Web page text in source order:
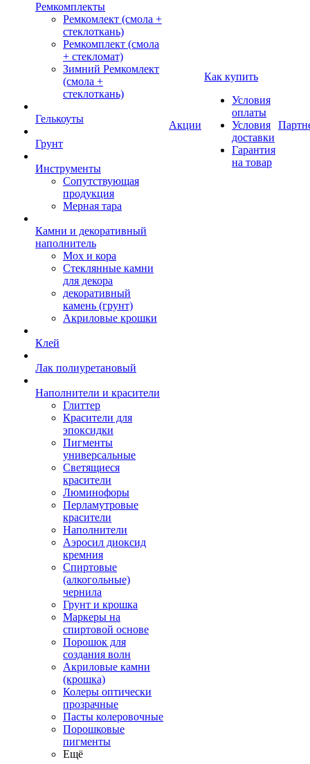
Ремкомплекты
Ремкомлект (смола +
стеклоткань)
Ремкомплект (смола
+ стекломат)
Зимний Ремкомлект
(смола +
стеклоткань)
Гелькоуты
Грунт
Инструменты
Сопутствующая
продукция
Мерная тара
Камни и декоративный
наполнитель
Мох и кора
Стеклянные камни
для декора
декоративный
камень (грунт)
Акриловые крошки
Клей
Лак полиуретановый
Наполнители и красители
Глиттер
Красители для
эпоксидки
Пигменты
универсальные
Светящиеся
красители
Люминофоры
Перламутровые
красители
Наполнители
Аэросил диоксид
кремния
Спиртовые
(алкогольные)
чернила
Грунт и крошка
Маркеры на
спиртовой основе
Порошок для
создания волн
Акриловые камни
(крошка)
Колеры оптически
прозрачные
Пасты колеровочные
Порошковые
пигменты
Ещё
Акции
Как купить
Условия
оплаты
Условия
доставки
Гарантия
на товар